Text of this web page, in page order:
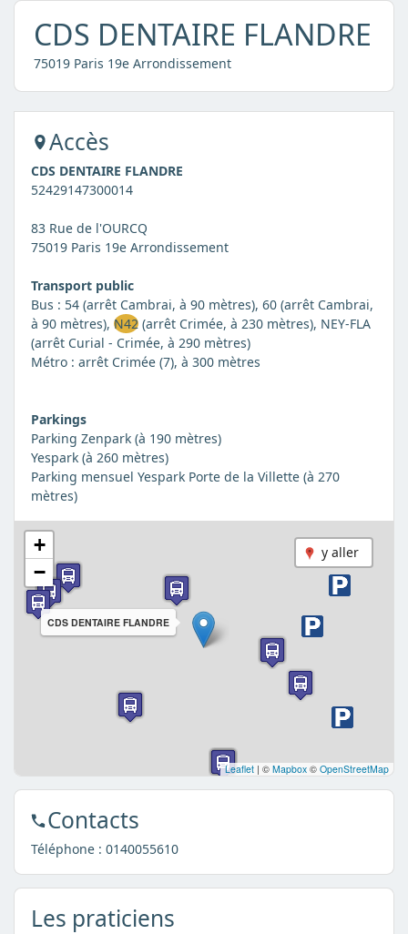
CDS DENTAIRE FLANDRE
75019 Paris 19e Arrondissement
Accès
CDS DENTAIRE FLANDRE
52429147300014
83 Rue de l'OURCQ
75019 Paris 19e Arrondissement
Transport public
Bus : 54 (arrêt Cambrai, à 90 mètres), 60 (arrêt Cambrai,
à 90 mètres), N42(arrêt Crimée, à 230 mètres), NEY-FLA
(arrêt Curial - Crimée, à 290 mètres)
Métro : arrêt Crimée (7), à 300 mètres
Parkings
Parking Zenpark (à 190 mètres)
Yespark (à 260 mètres)
Parking mensuel Yespark Porte de la Villette (à 270
mètres)
y aller
CDS DENTAIRE FLANDRE
+
−
Leaflet | © Mapbox © OpenStreetMap
Contacts
Téléphone : 0140055610
Les praticiens